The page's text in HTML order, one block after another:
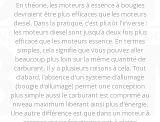
En théorie, les moteurs à essence à bougies
devraient être plus efficaces que les moteurs
diesel. Dans la pratique, c'est plutôt l'inverse :
les moteurs diesel sont jusqu'à deux fois plus
efficace que les moteurs essence. En termes
simples, cela signifie que vous pouvez aller
beaucoup plus loin sur la même quantité de
carburant. Il y a plusieurs raisons à cela. Tout
d'abord, l'absence d'un système d'allumage
(bougie d'allumage) permet une conception
plus simple aussi le carburant est comprimé au
niveau maximum libérant ainsi plus d'énergie.
Une autre différence est que dans un moteur à